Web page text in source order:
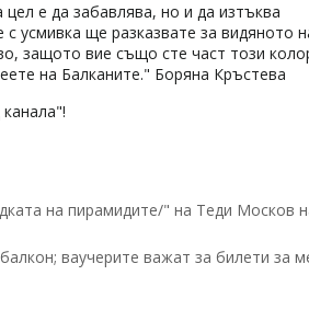
цел е да забавлява, но и да изтъква
усмивка ще разказвате за видяното
защото вие също сте част този
на Балканите." Боряна Кръстева
на пирамидите/" на Теди Москов
ваучерите важат за билети за